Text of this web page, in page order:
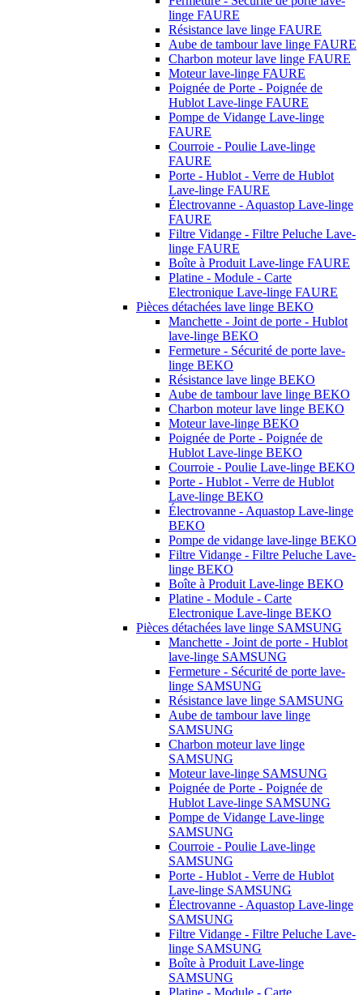
linge FAURE
Résistance lave linge FAURE
Aube de tambour lave linge FAURE
Charbon moteur lave linge FAURE
Moteur lave-linge FAURE
Poignée de Porte - Poignée de
Hublot Lave-linge FAURE
Pompe de Vidange Lave-linge
FAURE
Courroie - Poulie Lave-linge
FAURE
Porte - Hublot - Verre de Hublot
Lave-linge FAURE
Électrovanne - Aquastop Lave-linge
FAURE
Filtre Vidange - Filtre Peluche Lave-
linge FAURE
Boîte à Produit Lave-linge FAURE
Platine - Module - Carte
Electronique Lave-linge FAURE
Pièces détachées lave linge BEKO
Manchette - Joint de porte - Hublot
lave-linge BEKO
Fermeture - Sécurité de porte lave-
linge BEKO
Résistance lave linge BEKO
Aube de tambour lave linge BEKO
Charbon moteur lave linge BEKO
Moteur lave-linge BEKO
Poignée de Porte - Poignée de
Hublot Lave-linge BEKO
Courroie - Poulie Lave-linge BEKO
Porte - Hublot - Verre de Hublot
Lave-linge BEKO
Électrovanne - Aquastop Lave-linge
BEKO
Pompe de vidange lave-linge BEKO
Filtre Vidange - Filtre Peluche Lave-
linge BEKO
Boîte à Produit Lave-linge BEKO
Platine - Module - Carte
Electronique Lave-linge BEKO
Pièces détachées lave linge SAMSUNG
Manchette - Joint de porte - Hublot
lave-linge SAMSUNG
Fermeture - Sécurité de porte lave-
linge SAMSUNG
Résistance lave linge SAMSUNG
Aube de tambour lave linge
SAMSUNG
Charbon moteur lave linge
SAMSUNG
Moteur lave-linge SAMSUNG
Poignée de Porte - Poignée de
Hublot Lave-linge SAMSUNG
Pompe de Vidange Lave-linge
SAMSUNG
Courroie - Poulie Lave-linge
SAMSUNG
Porte - Hublot - Verre de Hublot
Lave-linge SAMSUNG
Électrovanne - Aquastop Lave-linge
SAMSUNG
Filtre Vidange - Filtre Peluche Lave-
linge SAMSUNG
Boîte à Produit Lave-linge
SAMSUNG
Platine - Module - Carte